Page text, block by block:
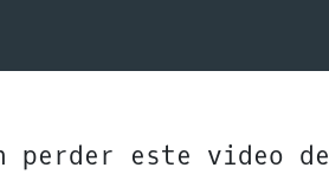
perder este video de